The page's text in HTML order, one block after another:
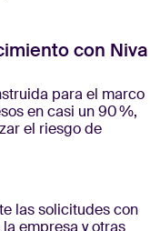
con Niva
para el marco
en casi un 90 %,
el riesgo de
las solicitudes con